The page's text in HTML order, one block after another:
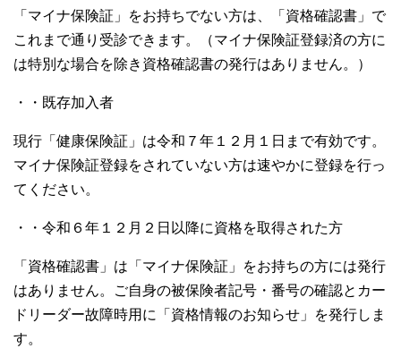
「マイナ保険証」をお持ちでない方は、「資格確認書」で
これまで通り受診できます。（マイナ保険証登録済の方に
は特別な場合を除き資格確認書の発行はありません。）
・・既存加入者
現行「健康保険証」は令和７年１２月１日まで有効です。
マイナ保険証登録をされていない方は速やかに登録を行っ
てください。
・・令和６年１２月２日以降に資格を取得された方
「資格確認書」は「マイナ保険証」をお持ちの方には発行
はありません。ご自身の被保険者記号・番号の確認とカー
ドリーダー故障時用に「資格情報のお知らせ」を発行しま
す。